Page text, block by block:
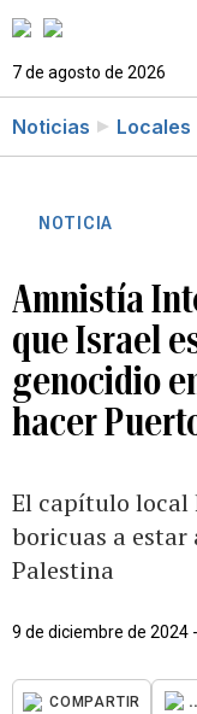
7 de agosto de 2026
Noticias Locales
NOTICIA
Amnistía
que Israel
genocidio
hacer
El capítulo local
boricuas a estar
Palestina
9 de diciembre de 2024
COMPARTIR